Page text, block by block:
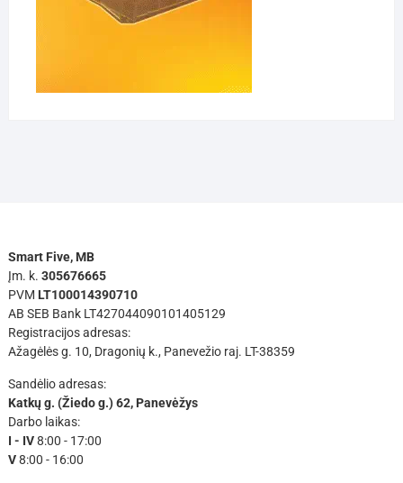
Smart Five, MB
Įm. k. 305676665
PVM LT100014390710
AB SEB Bank LT427044090101405129
Registracijos adresas:
Ažagėlės g. 10, Dragonių k., Panevežio raj. LT-38359
Sandėlio adresas:
Katkų g. (Žiedo g.) 62, Panevėžys
Darbo laikas:
I - IV8:00 - 17:00
V8:00 - 16:00